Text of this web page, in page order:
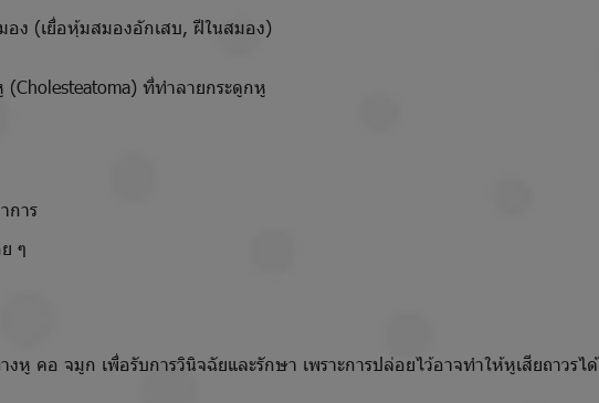
ง (เยื่อหุ้มสมองอักเสบ, ฝีในสมอง)
ที่ทำลายกระดูกหู
าร
ๆ
คอ จมูก เพื่อรับการวินิจฉัยและรักษา เพราะการปล่อยไว้อาจทำให้หูเสียถาวรได้